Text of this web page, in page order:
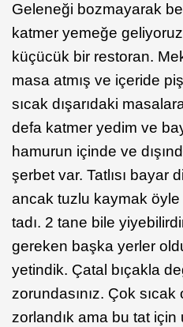
Geleneği bozmayarak
katmer yemeğe
küçücük bir restoran.
masa atmış ve içeride
sıcak dışarıdaki
defa katmer yedim ve
hamurun içinde ve
şerbet var. Tatlısı bayar
ancak tuzlu kaymak
tadı. 2 tane bile
gereken başka yerler
yetindik. Çatal bıçakla
zorundasınız. Çok
zorlandık ama bu tat